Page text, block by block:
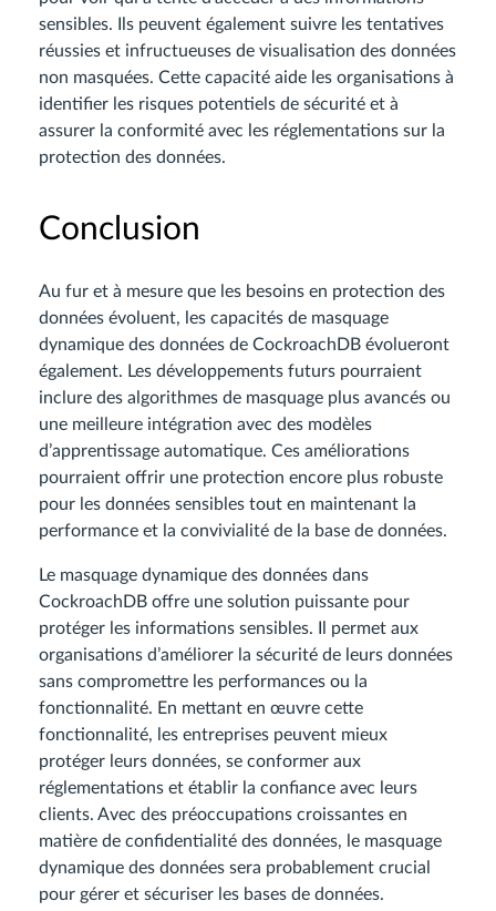
sensibles. Ils peuvent également suivre les tentatives
réussies et infructueuses de visualisation des données
non masquées. Cette capacité aide les organisations à
identifier les risques potentiels de sécurité et à
assurer la conformité avec les réglementations sur la
protection des données.
Conclusion
Au fur et à mesure que les besoins en protection des
données évoluent, les capacités de masquage
dynamique des données de CockroachDB évolueront
également. Les développements futurs pourraient
inclure des algorithmes de masquage plus avancés ou
une meilleure intégration avec des modèles
d’apprentissage automatique. Ces améliorations
pourraient offrir une protection encore plus robuste
pour les données sensibles tout en maintenant la
performance et la convivialité de la base de données.
Le masquage dynamique des données dans
CockroachDB offre une solution puissante pour
protéger les informations sensibles. Il permet aux
organisations d’améliorer la sécurité de leurs données
sans compromettre les performances ou la
fonctionnalité. En mettant en œuvre cette
fonctionnalité, les entreprises peuvent mieux
protéger leurs données, se conformer aux
réglementations et établir la confiance avec leurs
clients. Avec des préoccupations croissantes en
matière de confidentialité des données, le masquage
dynamique des données sera probablement crucial
pour gérer et sécuriser les bases de données.